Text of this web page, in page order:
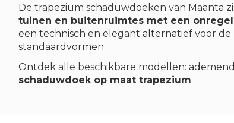
De trapezium schaduwdoeken van Maanta
tuinen en buitenruimtes met een
een technisch en elegant alternatief voor de
standaardvormen.
Ontdek alle beschikbare modellen:
schaduwdoek op maat trapezium.